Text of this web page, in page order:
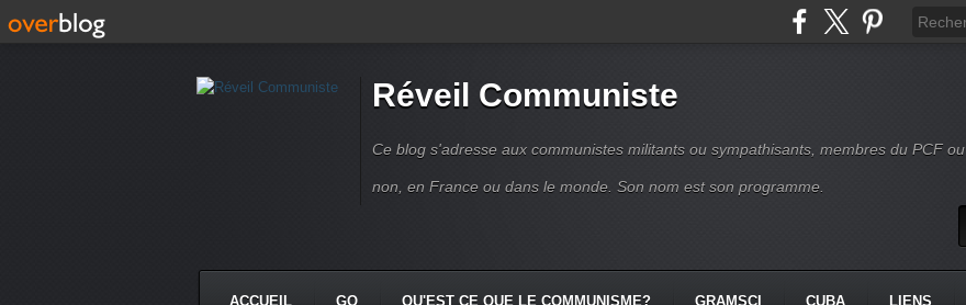
Réveil Communiste
Ce blog s'adresse aux communistes militants ou sympathisants, membres du PCF ou
non, en France ou dans le monde. Son nom est son programme.
ACCUEIL GQ QU'EST CE QUE LE COMMUNISME? GRAMSCI CUBA LIENS